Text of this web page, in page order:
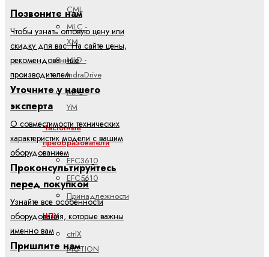
CML
MLC -
XM
MLD -
IndraDrive
MPC -
YM
Частотные
преобразователи
EFC3610
EFC5610
Принадлежности
ЧПУ
ctrlX
MOTION
Позвоните нам
Чтобы узнать оптовую цену или
скидку для вас. На сайте цены,
рекомендованные
производителем
Уточните у нашего
эксперта
О совместимости технических
характеристик модели с вашим
оборудованием
Проконсультируйтесь
перед покупкой
Узнайте все особенности
оборудования, которые важны
именно вам
Пришлите нам